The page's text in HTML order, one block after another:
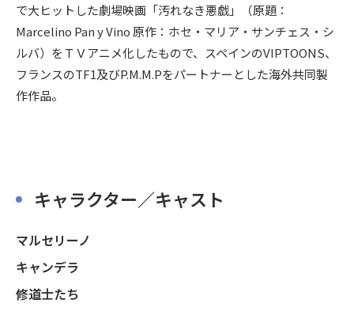
で大ヒットした劇場映画「汚れなき悪戯」（原題：
Marcelino Pan y Vino 原作：ホセ・マリア・サンチェス・シ
ルバ）をＴＶアニメ化したもので、スペインのVIPTOONS、
フランスのTF1及びP.M.M.Pをパートナーとした海外共同製
作作品。
キャラクター／キャスト
マルセリーノ
キャンデラ
修道士たち